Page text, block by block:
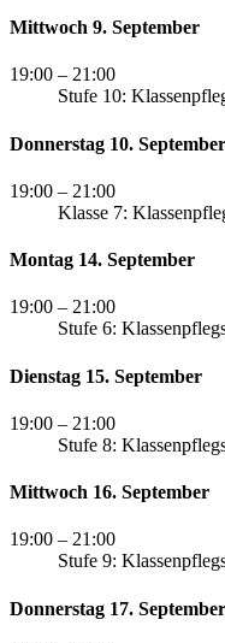
Mittwoch 9. September
19:00 – 21:00
Stufe 10:
Donnerstag 10. September
19:00 – 21:00
Klasse 7:
Montag 14. September
19:00 – 21:00
Stufe 6:
Dienstag 15. September
19:00 – 21:00
Stufe 8:
Mittwoch 16. September
19:00 – 21:00
Stufe 9:
Donnerstag 17. September